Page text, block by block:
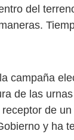
del
campaña
de las
de
y ha